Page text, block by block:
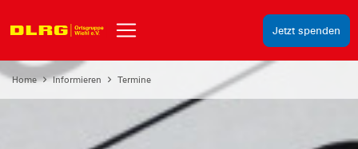
Jetzt spenden
Home Informieren Termine